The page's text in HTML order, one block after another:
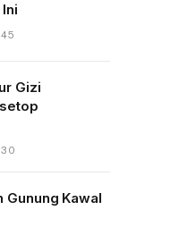
Gizi
Gunung Kawal